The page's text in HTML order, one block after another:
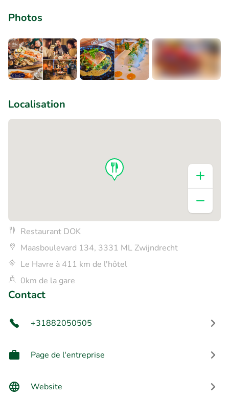
Photos
Localisation
Restaurant DOK
Maasboulevard 134, 3331 ML Zwijndrecht
Le Havre à 411 km de l'hôtel
0km de la gare
Contact
+31882050505
Page de l'entreprise
Website